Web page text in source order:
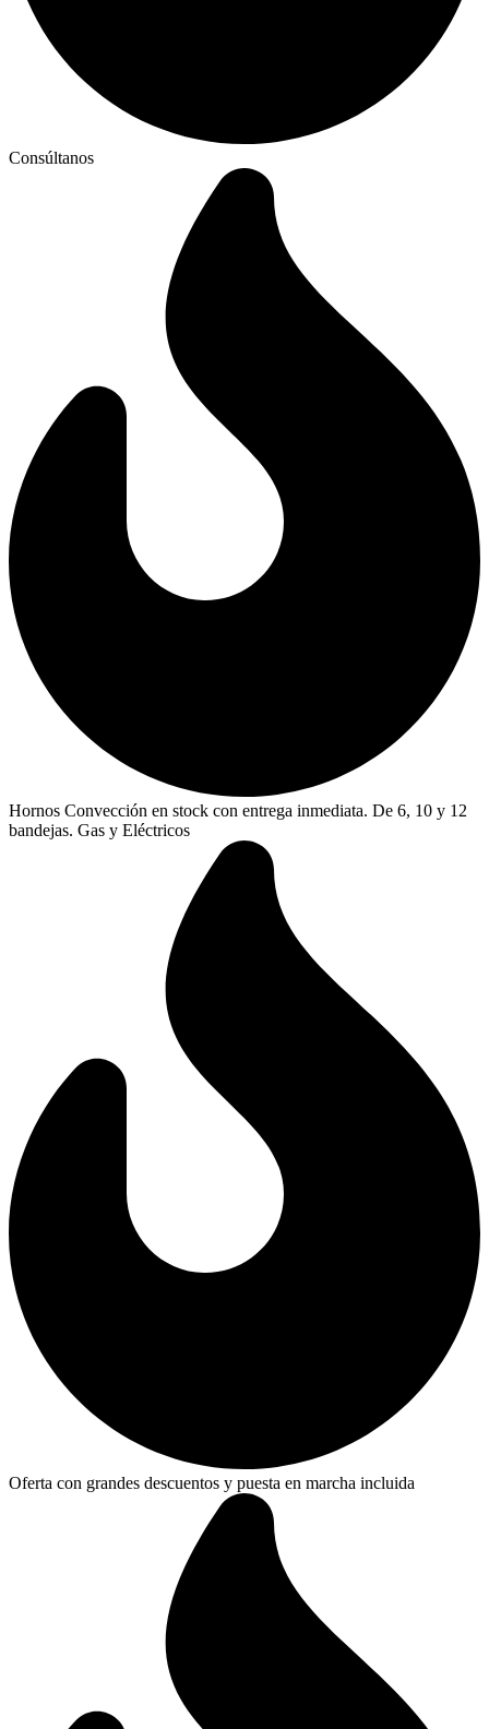
Consúltanos
Hornos Convección en stock con entrega inmediata. De 6, 10 y 12
bandejas. Gas y Eléctricos
Oferta con grandes descuentos y puesta en marcha incluida